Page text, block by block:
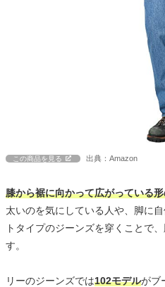
この商品を見る 出典：Amazon
膝から裾に向かって広がっている
太いのを気にしている人や、脚に
トタイプのジーンズを穿くことで
す。
リーのジーンズでは102モデルがブ